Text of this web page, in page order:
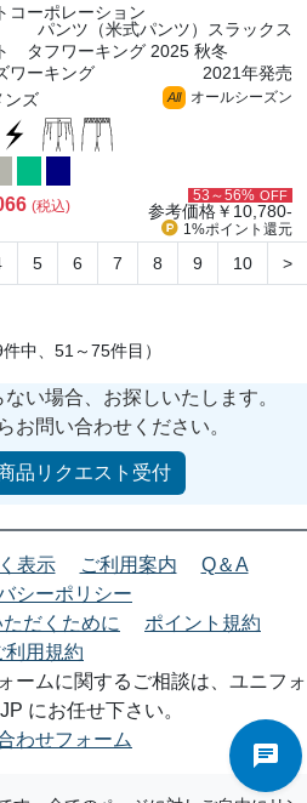
コーポレーション
パンツ（米式パンツ）スラックス
タフワーキング 2025 秋冬
ワーキング
2021年発売
ンズ
All オールシーズン
(税込)
53～56% OFF
参考価格￥10,780-
1%ポイント 還元
5 6 7 8 9 10 >
件中、51～75件目）
い場合、お探しいたします。
お問い合わせください。
品リクエスト受付
表示 ご利用案内
Q＆A
シーポリシー
だくために
ポイント規約
利用規約
ームに関するご相談は、ユニフォ
にお任せ下さい。
わせフォーム